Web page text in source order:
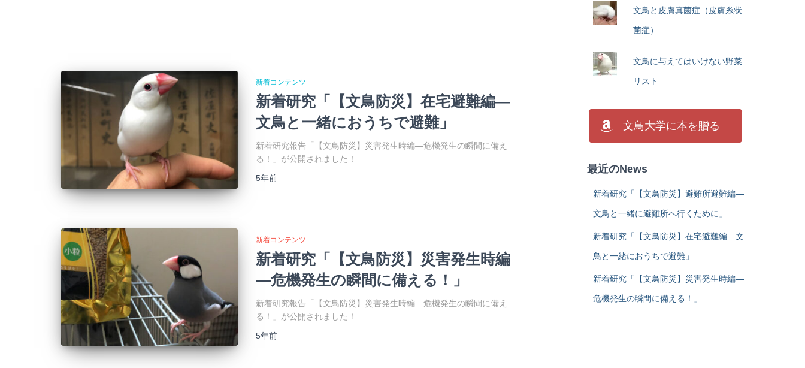
新着コンテンツ
新着研究「【文鳥防災】在宅避難編―
文鳥と一緒におうちで避難」
新着研究報告「【文鳥防災】災害発生時編―危機発生の瞬間に備え
る！」が公開されました！
5年前
新着コンテンツ
新着研究「【文鳥防災】災害発生時編
―危機発生の瞬間に備える！」
新着研究報告「【文鳥防災】災害発生時編―危機発生の瞬間に備え
る！」が公開されました！
5年前
文鳥と皮膚真菌症（皮膚糸状
菌症）
文鳥に与えてはいけない野菜
リスト
文鳥大学に本を贈る
最近のNews
新着研究「【文鳥防災】避難所避難編―
文鳥と一緒に避難所へ行くために」
新着研究「【文鳥防災】在宅避難編―文
鳥と一緒におうちで避難」
新着研究「【文鳥防災】災害発生時編―
危機発生の瞬間に備える！」